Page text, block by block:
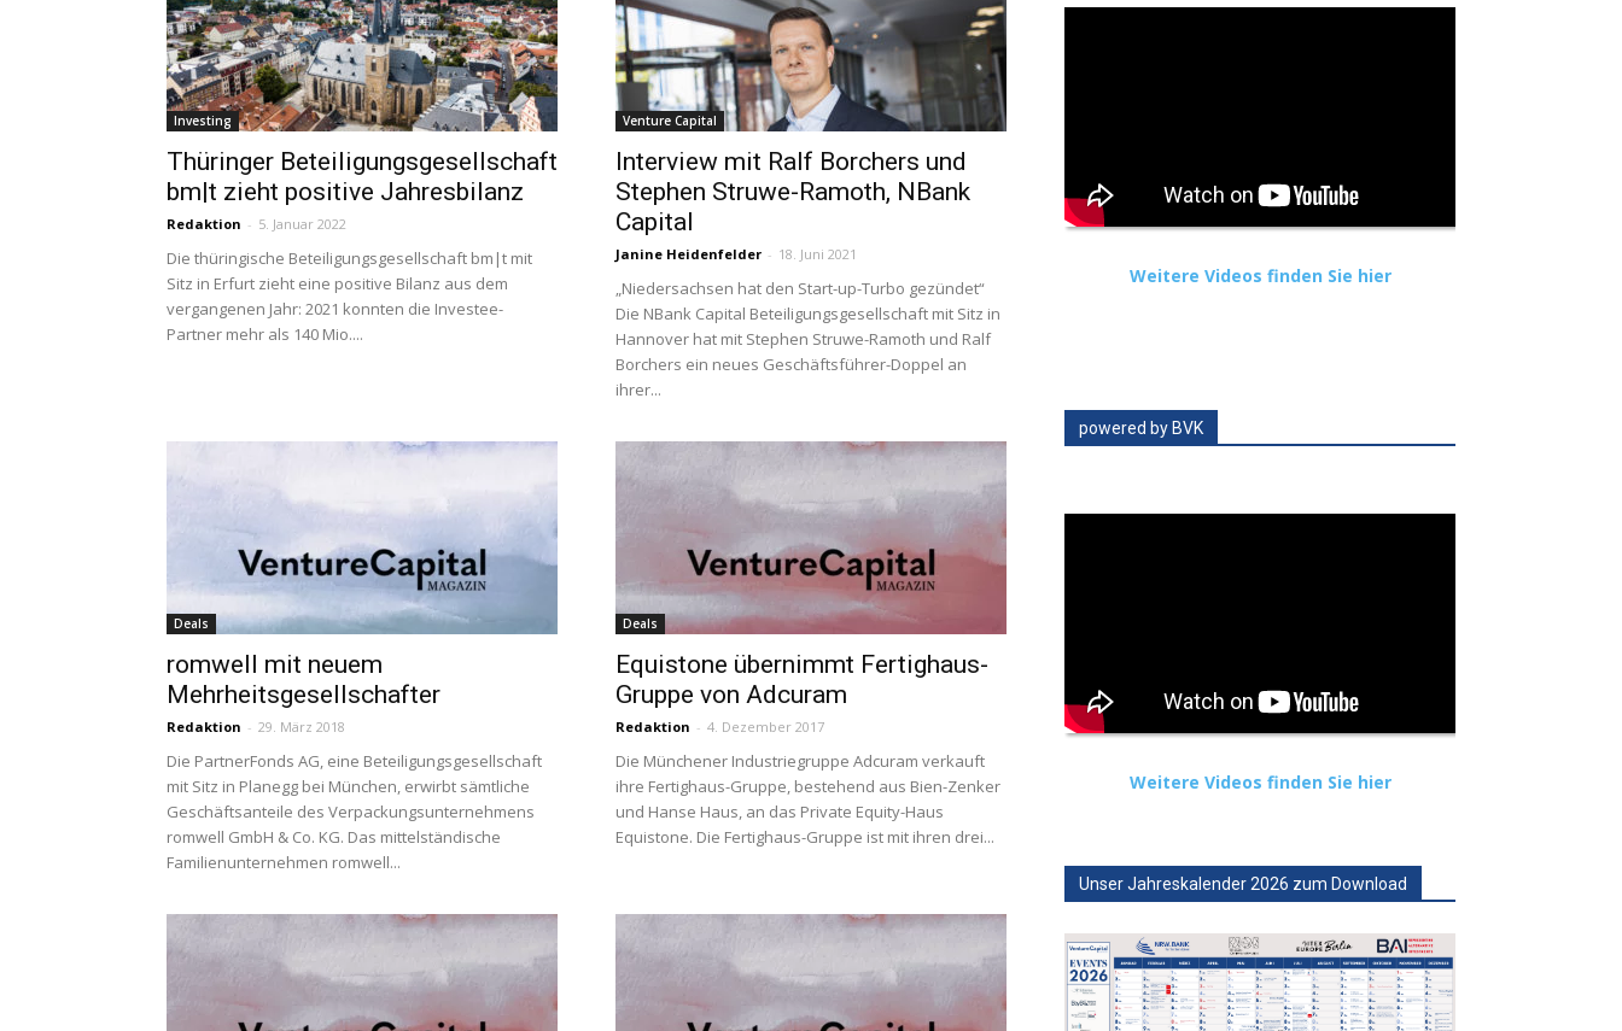
Investing
Thüringer Beteiligungsgesellschaft
bm|t zieht positive Jahresbilanz
Redaktion - 5. Januar 2022
Die thüringische Beteiligungsgesellschaft bm|t mit
Sitz in Erfurt zieht eine positive Bilanz aus dem
vergangenen Jahr: 2021 konnten die Investee-
Partner mehr als 140 Mio....
Venture Capital
Interview mit Ralf Borchers und
Stephen Struwe-Ramoth, NBank
Capital
Janine Heidenfelder - 18. Juni 2021
„Niedersachsen hat den Start-up-Turbo gezündet“
Die NBank Capital Beteiligungsgesellschaft mit Sitz in
Hannover hat mit Stephen Struwe-Ramoth und Ralf
Borchers ein neues Geschäftsführer-Doppel an
ihrer...
Deals
romwell mit neuem
Mehrheitsgesellschafter
Redaktion - 29. März 2018
Die PartnerFonds AG, eine Beteiligungsgesellschaft
mit Sitz in Planegg bei München, erwirbt sämtliche
Geschäftsanteile des Verpackungsunternehmens
romwell GmbH & Co. KG. Das mittelständische
Familienunternehmen romwell...
Deals
Equistone übernimmt Fertighaus-
Gruppe von Adcuram
Redaktion - 4. Dezember 2017
Die Münchener Industriegruppe Adcuram verkauft
ihre Fertighaus-Gruppe, bestehend aus Bien-Zenker
und Hanse Haus, an das Private Equity-Haus
Equistone. Die Fertighaus-Gruppe ist mit ihren drei...
Weitere Videos finden Sie hier
powered by BVK
Weitere Videos finden Sie hier
Unser Jahreskalender 2026 zum Download